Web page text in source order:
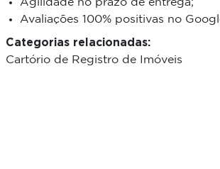
Agilidade no prazo de entrega;
Avaliações 100% positivas no
Categorias relacionadas:
Cartório de Registro de Imóveis